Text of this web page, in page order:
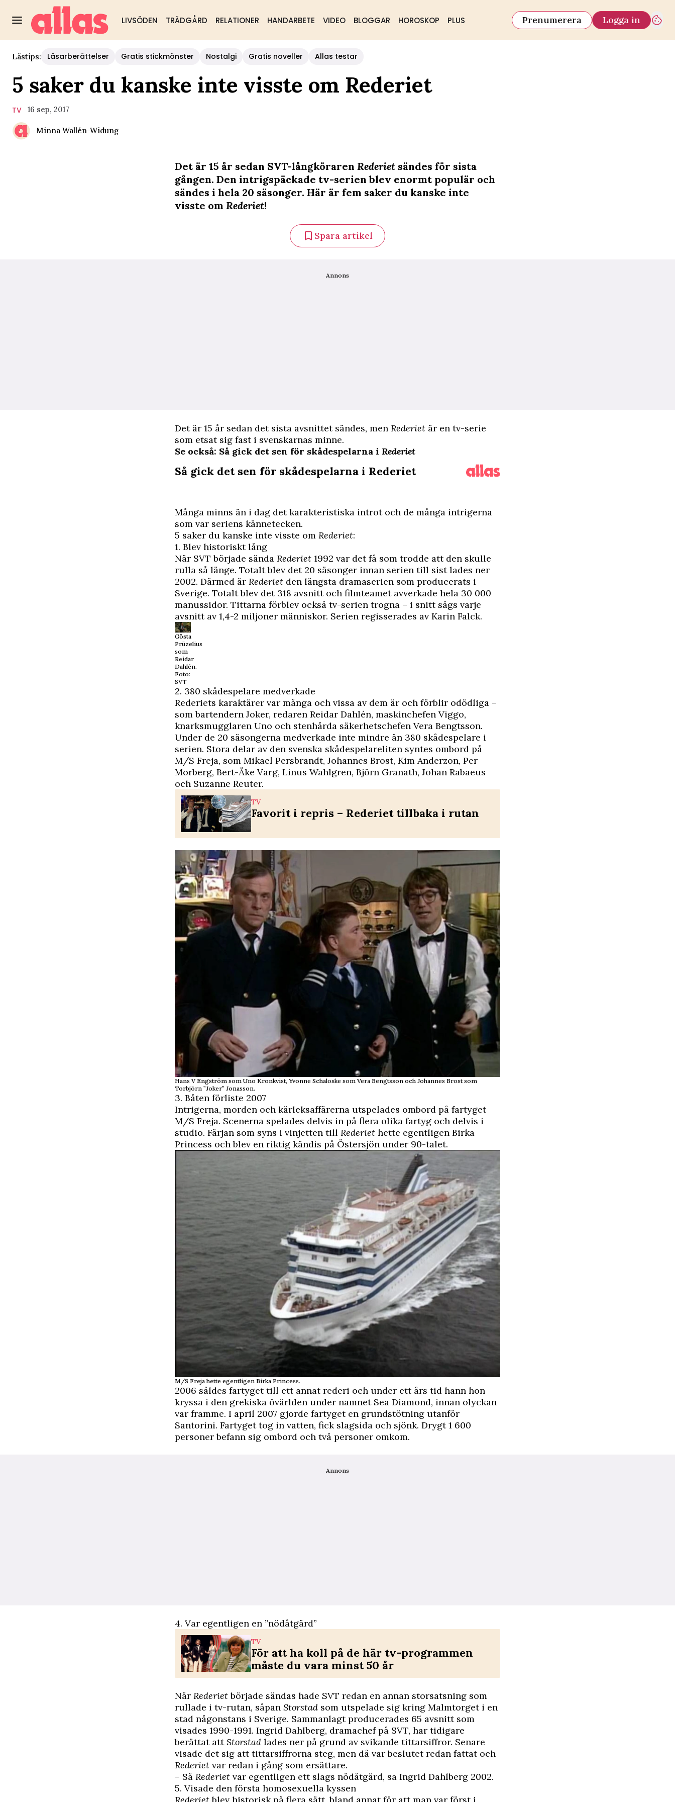
LIVSÖDEN TRÄDGÅRD RELATIONER HANDARBETE VIDEO BLOGGAR HOROSKOP PLUS Prenumerera Logga in
Lästips: Läsarberättelser Gratis stickmönster Nostalgi Gratis noveller Allas testar
5 saker du kanske inte visste om Rederiet
TV 16 sep, 2017
Minna Wallén-Widung
Det är 15 år sedan SVT-långköraren Rederiet sändes för sista
gången. Den intrigspäckade tv-serien blev enormt populär och
sändes i hela 20 säsonger. Här är fem saker du kanske inte
visste om Rederiet!
Spara artikel
Annons
Det är 15 år sedan det sista avsnittet sändes, men Rederiet är en tv-serie
som etsat sig fast i svenskarnas minne.
Se också: Så gick det sen för skådespelarna i Rederiet
Så gick det sen för skådespelarna i Rederiet
Många minns än i dag det karakteristiska introt och de många intrigerna
som var seriens kännetecken.
5 saker du kanske inte visste om Rederiet:
1. Blev historiskt lång
När SVT började sända Rederiet 1992 var det få som trodde att den skulle
rulla så länge. Totalt blev det 20 säsonger innan serien till sist lades ner
2002. Därmed är Rederiet den längsta dramaserien som producerats i
Sverige. Totalt blev det 318 avsnitt och filmteamet avverkade hela 30 000
manussidor. Tittarna förblev också tv-serien trogna – i snitt sågs varje
avsnitt av 1,4-2 miljoner människor. Serien regisserades av Karin Falck.
Gösta
Prüzelius
som
Reidar
Dahlén.
Foto:
SVT
2. 380 skådespelare medverkade
Rederiets karaktärer var många och vissa av dem är och förblir odödliga –
som bartendern Joker, redaren Reidar Dahlén, maskinchefen Viggo,
knarksmugglaren Uno och stenhårda säkerhetschefen Vera Bengtsson.
Under de 20 säsongerna medverkade inte mindre än 380 skådespelare i
serien. Stora delar av den svenska skådespelareliten syntes ombord på
M/S Freja, som Mikael Persbrandt, Johannes Brost, Kim Anderzon, Per
Morberg, Bert-Åke Varg, Linus Wahlgren, Björn Granath, Johan Rabaeus
och Suzanne Reuter.
TV
Favorit i repris – Rederiet tillbaka i rutan
Hans V Engström som Uno Kronkvist, Yvonne Schaloske som Vera Bengtsson och Johannes Brost som
Torbjörn ”Joker” Jonasson.
3. Båten förliste 2007
Intrigerna, morden och kärleksaffärerna utspelades ombord på fartyget
M/S Freja. Scenerna spelades delvis in på flera olika fartyg och delvis i
studio. Färjan som syns i vinjetten till Rederiet hette egentligen Birka
Princess och blev en riktig kändis på Östersjön under 90-talet.
M/S Freja hette egentligen Birka Princess.
2006 såldes fartyget till ett annat rederi och under ett års tid hann hon
kryssa i den grekiska övärlden under namnet Sea Diamond, innan olyckan
var framme. I april 2007 gjorde fartyget en grundstötning utanför
Santorini. Fartyget tog in vatten, fick slagsida och sjönk. Drygt 1 600
personer befann sig ombord och två personer omkom.
Annons
4. Var egentligen en ”nödåtgärd”
TV
För att ha koll på de här tv-programmen
måste du vara minst 50 år
När Rederietbörjade sändas hade SVT redan en annan storsatsning som
rullade i tv-rutan, såpan Storstad som utspelade sig kring Malmtorget i en
stad någonstans i Sverige. Sammanlagt producerades 65 avsnitt som
visades 1990-1991. Ingrid Dahlberg, dramachef på SVT, har tidigare
berättat attStorstad lades ner på grund av svikande tittarsiffror. Senare
visade det sig att tittarsiffrorna steg, men då var beslutet redan fattat och
Rederiet var redan i gång som ersättare.
– Så Rederiet var egentligen ett slags nödåtgärd, sa Ingrid Dahlberg 2002.
5. Visade den första homosexuella kyssen